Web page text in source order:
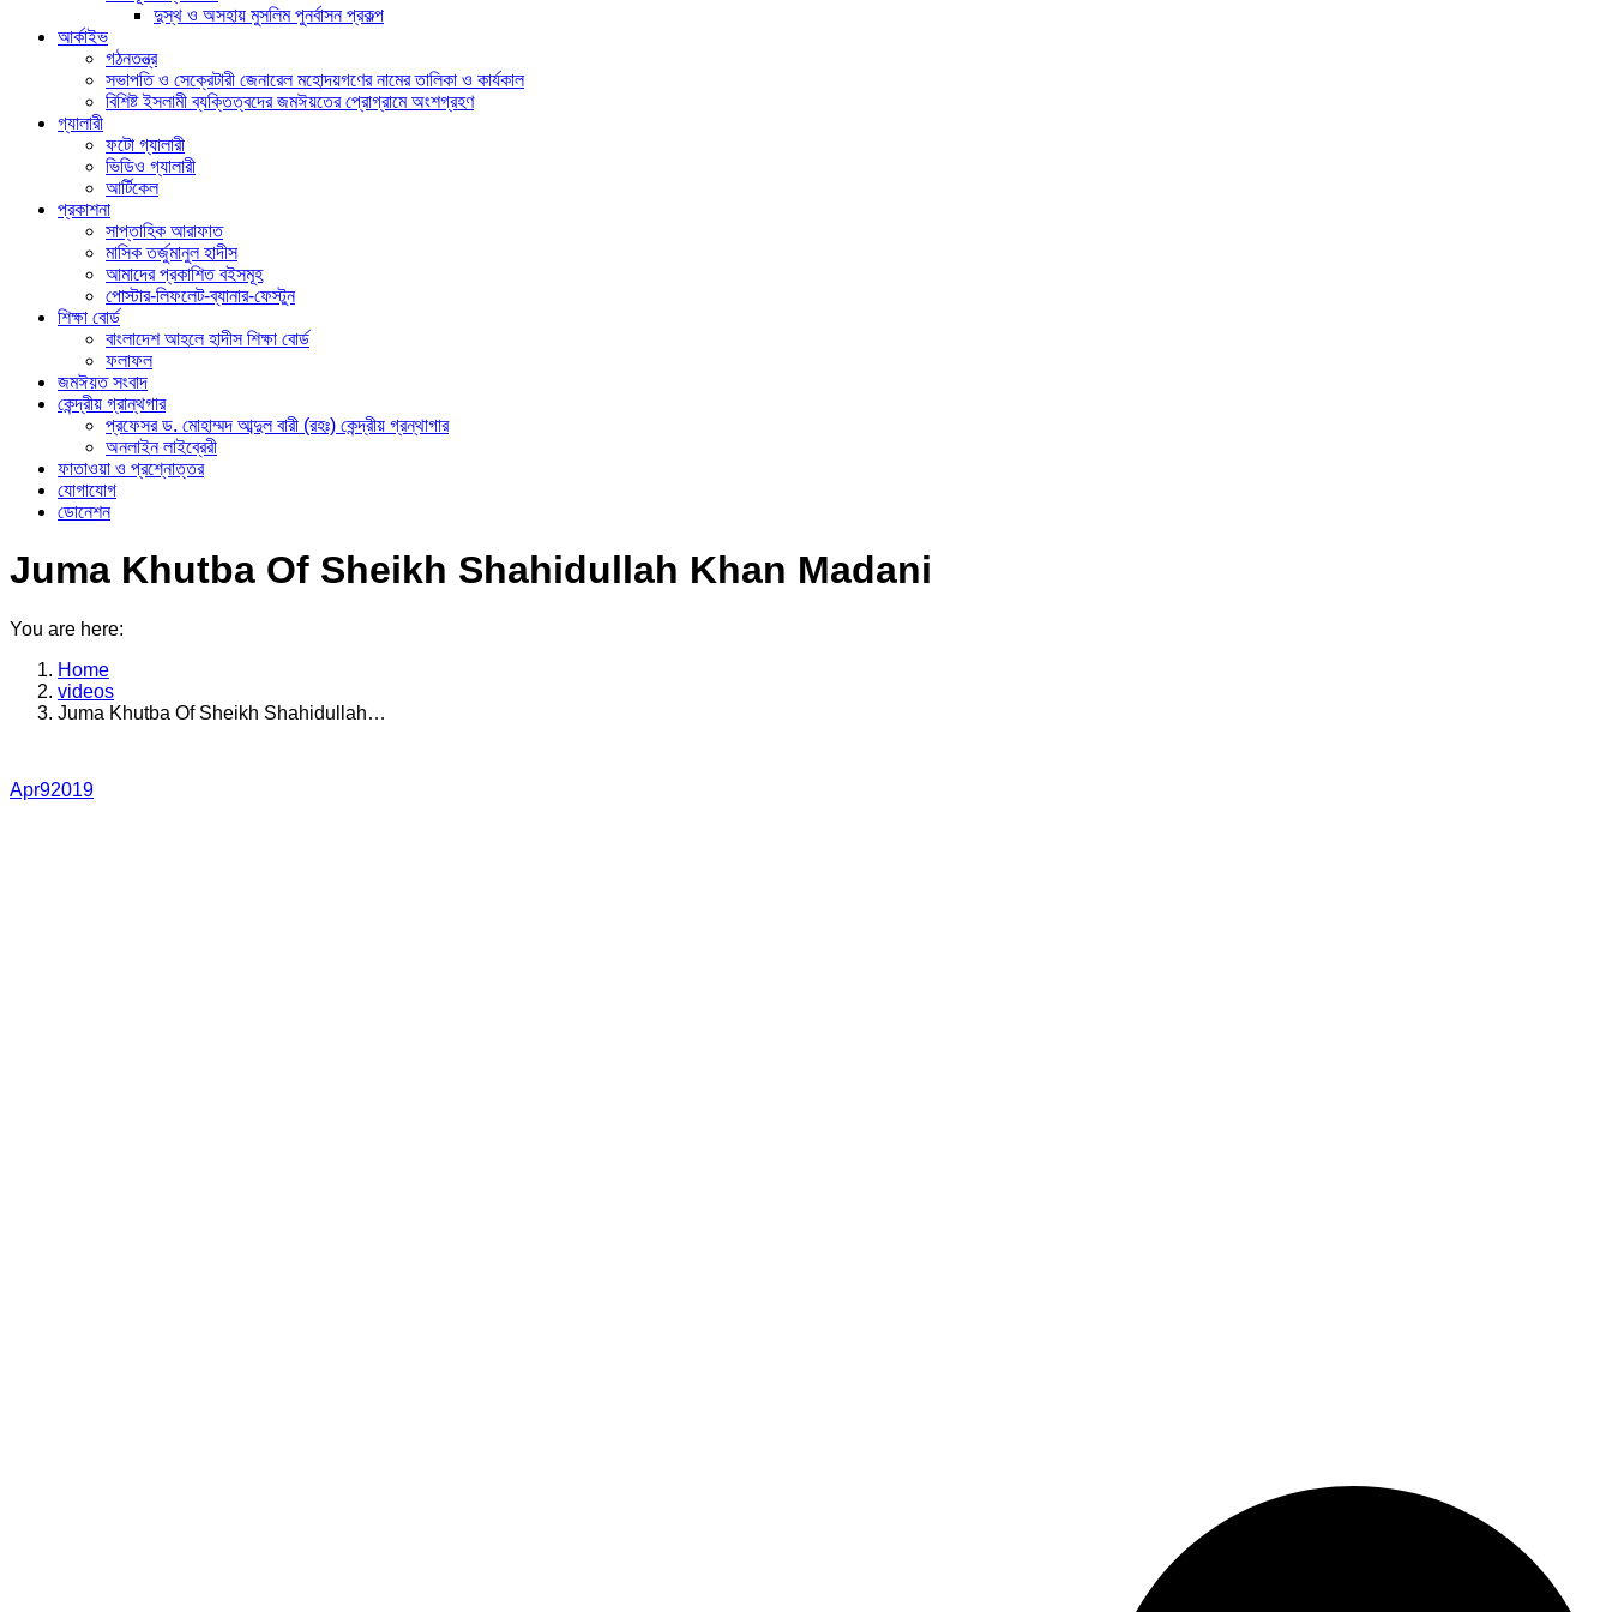
দুস্থ ও অসহায় মুসলিম পুনর্বাসন প্রকল্প
আর্কাইভ
গঠনতন্ত্র
সভাপতি ও সেক্রেটারী জেনারেল মহোদয়গণের নামের তালিকা ও কার্যকাল
বিশিষ্ট ইসলামী ব্যক্তিত্বদের জমঈয়তের প্রোগ্রামে অংশগ্রহণ
গ্যালারী
ফটো গ্যালারী
ভিডিও গ্যালারী
আর্টিকেল
প্রকাশনা
সাপ্তাহিক আরাফাত
মাসিক তর্জুমানুল হাদীস
আমাদের প্রকাশিত বইসমূহ
পোস্টার-লিফলেট-ব্যানার-ফেস্টুন
শিক্ষা বোর্ড
বাংলাদেশ আহলে হাদীস শিক্ষা বোর্ড
ফলাফল
জমঈয়ত সংবাদ
কেন্দ্রীয় গ্রান্থগার
প্রফেসর ড. মোহাম্মদ আব্দুল বারী (রহঃ) কেন্দ্রীয় গ্রন্থাগার
অনলাইন লাইব্রেরী
ফাতাওয়া ও প্রশ্নোত্তর
যোগাযোগ
ডোনেশন
Juma Khutba Of Sheikh Shahidullah Khan Madani
You are here:
Home
videos
Juma Khutba Of Sheikh Shahidullah…
Apr92019